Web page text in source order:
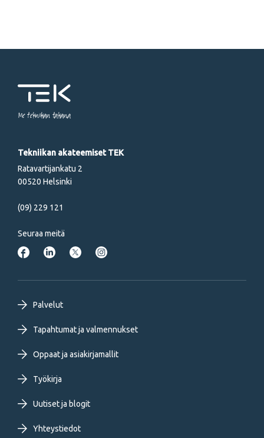
Me tekniikan takana
Tekniikan akateemiset TEK
Ratavartijankatu 2
00520 Helsinki
(09) 229 121
Seuraa meitä
Footer
primary
menu
FI
Palvelut
Tapahtumat ja valmennukset
Oppaat ja asiakirjamallit
Työkirja
Uutiset ja blogit
Yhteystiedot